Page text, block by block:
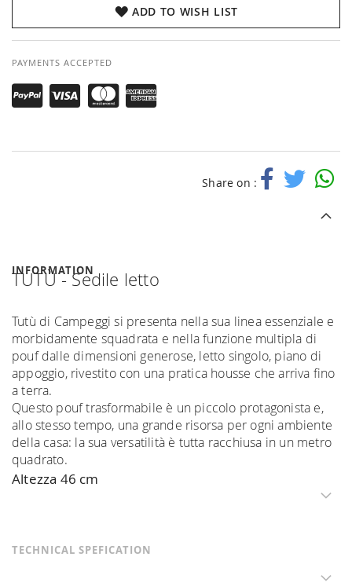
ADD TO WISH LIST
PAYMENTS ACCEPTED
Share on :
INFORMATION
TUTÙ - Sedile letto
Tutù di Campeggi si presenta nella sua linea essenziale e
morbidamente squadrata e nella funzione multipla di
pouf dalle dimensioni generose, letto singolo, piano di
appoggio, rivestito con una pratica housse che arriva fino
a terra.
Questo pouf trasformabile è un piccolo protagonista e,
allo stesso tempo, una grande risorsa per ogni ambiente
della casa: la sua versatilità è tutta racchiusa in un metro
quadrato.
Altezza 46 cm
TECHNICAL SPEFICATION